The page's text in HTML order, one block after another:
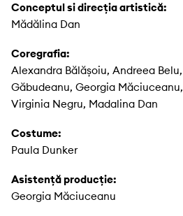
Conceptul si direcția artistică:
Mădălina Dan
Coregrafia:
Alexandra Bălășoiu, Andreea
Găbudeanu, Georgia
Virginia Negru, Madalina Dan
Costume:
Paula Dunker
Asistență producție:
Georgia Măciuceanu